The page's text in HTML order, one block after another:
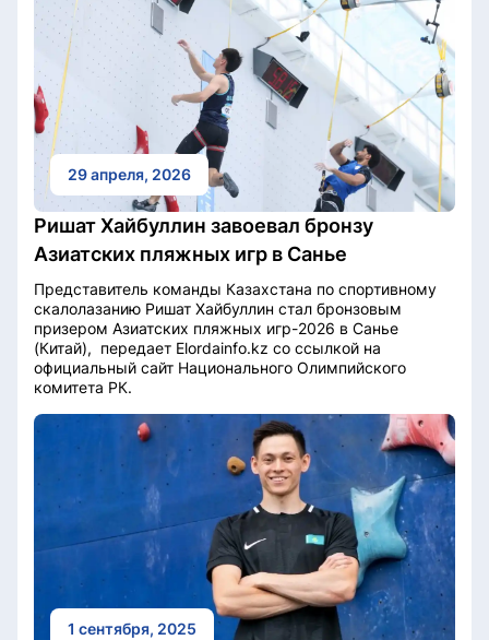
Этический кодекс
Служу стране
29 апреля, 2026
Ришат Хайбуллин завоевал бронзу
Азиатских пляжных игр в Санье
Представитель команды Казахстана по спортивному
скалолазанию Ришат Хайбуллин стал бронзовым
призером Азиатских пляжных игр-2026 в Санье
(Китай), передает Elordainfo.kz со ссылкой на
официальный сайт Национального Олимпийского
комитета РК.
1 сентября, 2025